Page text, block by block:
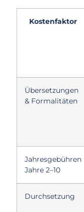
Kostenfaktor
Übersetzungen
& Formalitäten
Jahresgebühren
Jahre 2–10
Durchsetzung